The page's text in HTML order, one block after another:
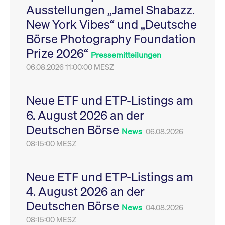
Ausstellungen „Jamel Shabazz.
New York Vibes“ und „Deutsche
Börse Photography Foundation
Prize 2026“ Pressemitteilungen
06.08.2026 11:00:00 MESZ
Neue ETF und ETP-Listings am
6. August 2026 an der
Deutschen Börse News 06.08.2026
08:15:00 MESZ
Neue ETF und ETP-Listings am
4. August 2026 an der
Deutschen Börse News 04.08.2026
08:15:00 MESZ
Leistung der Website
zu messen. Es handelt
sich um ein Muster-
Cookie, bei dem auf
das Präfix _pk_ses
eine kurze Reihe von
VISITOR_PRIVACY_METADATA
YouTube
.youtube.com
6
Monate
Dieses Cookie dient
Speicherung der
Einwilligungs- und
des Nutzers für ihre
Interaktion mit der
Sitzungen geehrt